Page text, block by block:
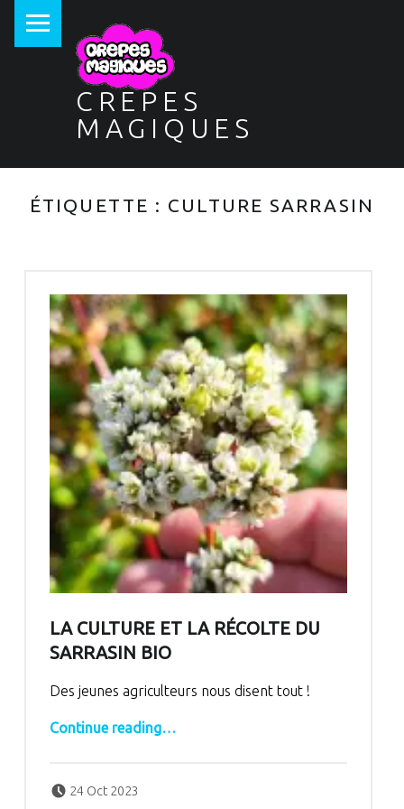
CREPES
MAGIQUES
ÉTIQUETTE : CULTURE SARRASIN
LA CULTURE ET LA RÉCOLTE DU
SARRASIN BIO
Des jeunes agriculteurs nous disent tout !
Continue reading“La culture et la récolte du sarrasin bio”
…
24 Oct 2023